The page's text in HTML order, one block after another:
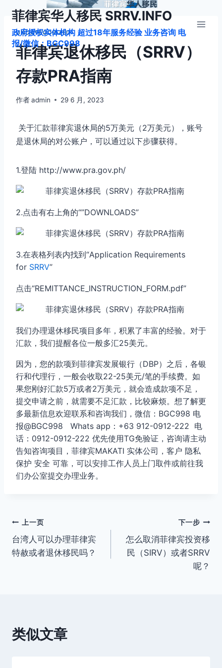
菲律宾华人移民 SRRV.INFO
政府授权实体机构 超过18年服务经验 业务咨询 电
报/微信：BGC998
UNCATEGORIZED
菲律宾退休移民（SRRV）
存款PRA指南
作者admin 29 6 月, 2023
关于汇款菲律宾退休局的5万美元（2万美元），账号
是退休局的对公账户，可以通过以下步骤获得。
1.登陆 http://www.pra.gov.ph/
2.点击有右上角的“”DOWNLOADS”
3.在表格列表内找到“Application Requirements
for SRRV”
点击“REMITTANCE_INSTRUCTION_FORM.pdf”
我们办理退休移民项目多年，积累了丰富的经验。对于
汇款，我们提醒各位一般多汇25美元。
因为，您的款项到菲律宾发展银行（DBP）之后，各银
行和代理行，一般会收取22-25美元/笔的手续费。如
果您刚好汇款5万或者2万美元，就会造成款项不足，
提交申请之前，就需要不足汇款，比较麻烦。想了解更
多最新信息欢迎联系和咨询我们，微信：BGC998 电
报@BGC998 Whats app：+63 912-0912-222 电
话：0912-0912-222 优先使用TG免验证，咨询请主动
告知咨询项目，菲律宾MAKATI 实体公司，客户 隐私
保护 安全 可靠，可以安排工作人员上门取件或前往我
们办公室提交办理业务。
文
章
上一页
台湾人可以办理菲律宾
特赦或者退休移民吗？
下一步
怎么取消菲律宾投资移
民（SIRV）或者SRRV
呢？
类似文章